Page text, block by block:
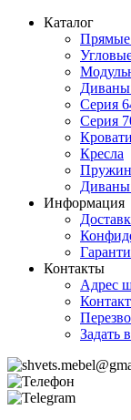
Каталог
Диваны
Серия
Серия
Кровати
Кресла
Диваны
Информация
Контакты
Адрес
Задать